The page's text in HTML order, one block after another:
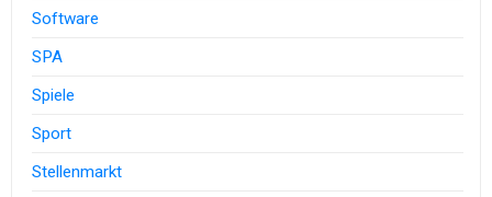
Software
SPA
Spiele
Sport
Stellenmarkt